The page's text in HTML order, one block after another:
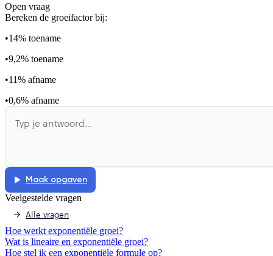
De docent is te langdradig
De uitleg gaat te langzaam
Afspelen werkte niet
Open vraag
Bereken de groeifactor bij:
•14% toename
•9,2% toename
•11% afname
•0,6% afname
Maak opgaven
Veelgestelde vragen
Alle vragen
Hoe werkt exponentiële groei?
Wat is lineaire en exponentiële groei?
Hoe stel ik een exponentiële formule op?